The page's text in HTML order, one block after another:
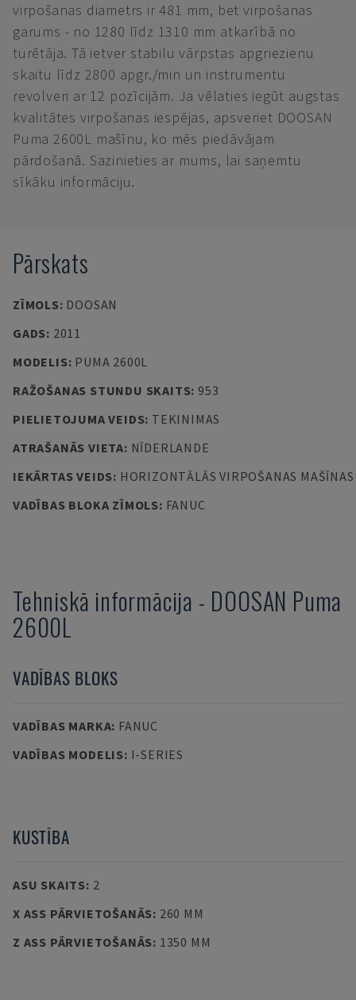
virpošanas diametrs ir 481 mm, bet virpošanas
garums - no 1280 līdz 1310 mm atkarībā no
turētāja. Tā ietver stabilu vārpstas apgriezienu
skaitu līdz 2800 apgr./min un instrumentu
revolveri ar 12 pozīcijām. Ja vēlaties iegūt augstas
kvalitātes virpošanas iespējas, apsveriet DOOSAN
Puma 2600L mašīnu, ko mēs piedāvājam
pārdošanā. Sazinieties ar mums, lai saņemtu
sīkāku informāciju.
Pārskats
ZĪMOLS: DOOSAN
GADS: 2011
MODELIS: PUMA 2600L
RAŽOŠANAS STUNDU SKAITS: 953
PIELIETOJUMA VEIDS: TEKINIMAS
ATRAŠANĀS VIETA: NĪDERLANDE
IEKĀRTAS VEIDS: HORIZONTĀLĀS VIRPOŠANAS MAŠĪNAS
VADĪBAS BLOKA ZĪMOLS: FANUC
Tehniskā informācija - DOOSAN Puma
2600L
VADĪBAS BLOKS
VADĪBAS MARKA: FANUC
VADĪBAS MODELIS: I-SERIES
KUSTĪBA
ASU SKAITS: 2
X ASS PĀRVIETOŠANĀS: 260 MM
Z ASS PĀRVIETOŠANĀS: 1350 MM